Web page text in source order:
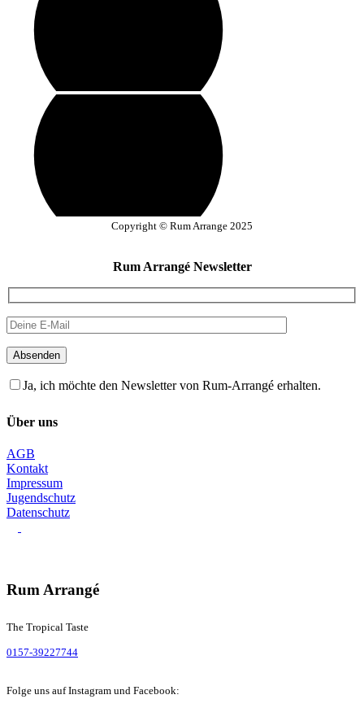
Copyright © Rum Arrange 2025
Rum Arrangé Newsletter
Absenden
Ja, ich möchte den Newsletter von Rum-Arrangé erhalten.
Über uns
AGB
Kontakt
Impressum
Jugendschutz
Datenschutz
Rum Arrangé
The Tropical Taste
0157-39227744
Folge uns auf Instagram und Facebook: